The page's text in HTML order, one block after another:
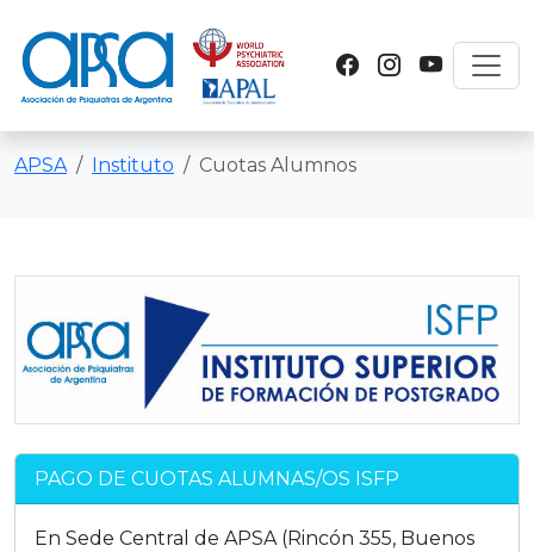
APSA Instituto Cuotas Alumnos
PAGO DE CUOTAS ALUMNAS/OS ISFP
En Sede Central de APSA (Rincón 355, Buenos